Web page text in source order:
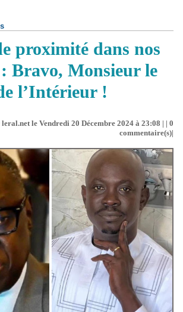
proximité dans nos
Bravo, Monsieur le
l’Intérieur !
le Vendredi 20 Décembre 2024 à 23:08 | | 0
commentaire(s)|